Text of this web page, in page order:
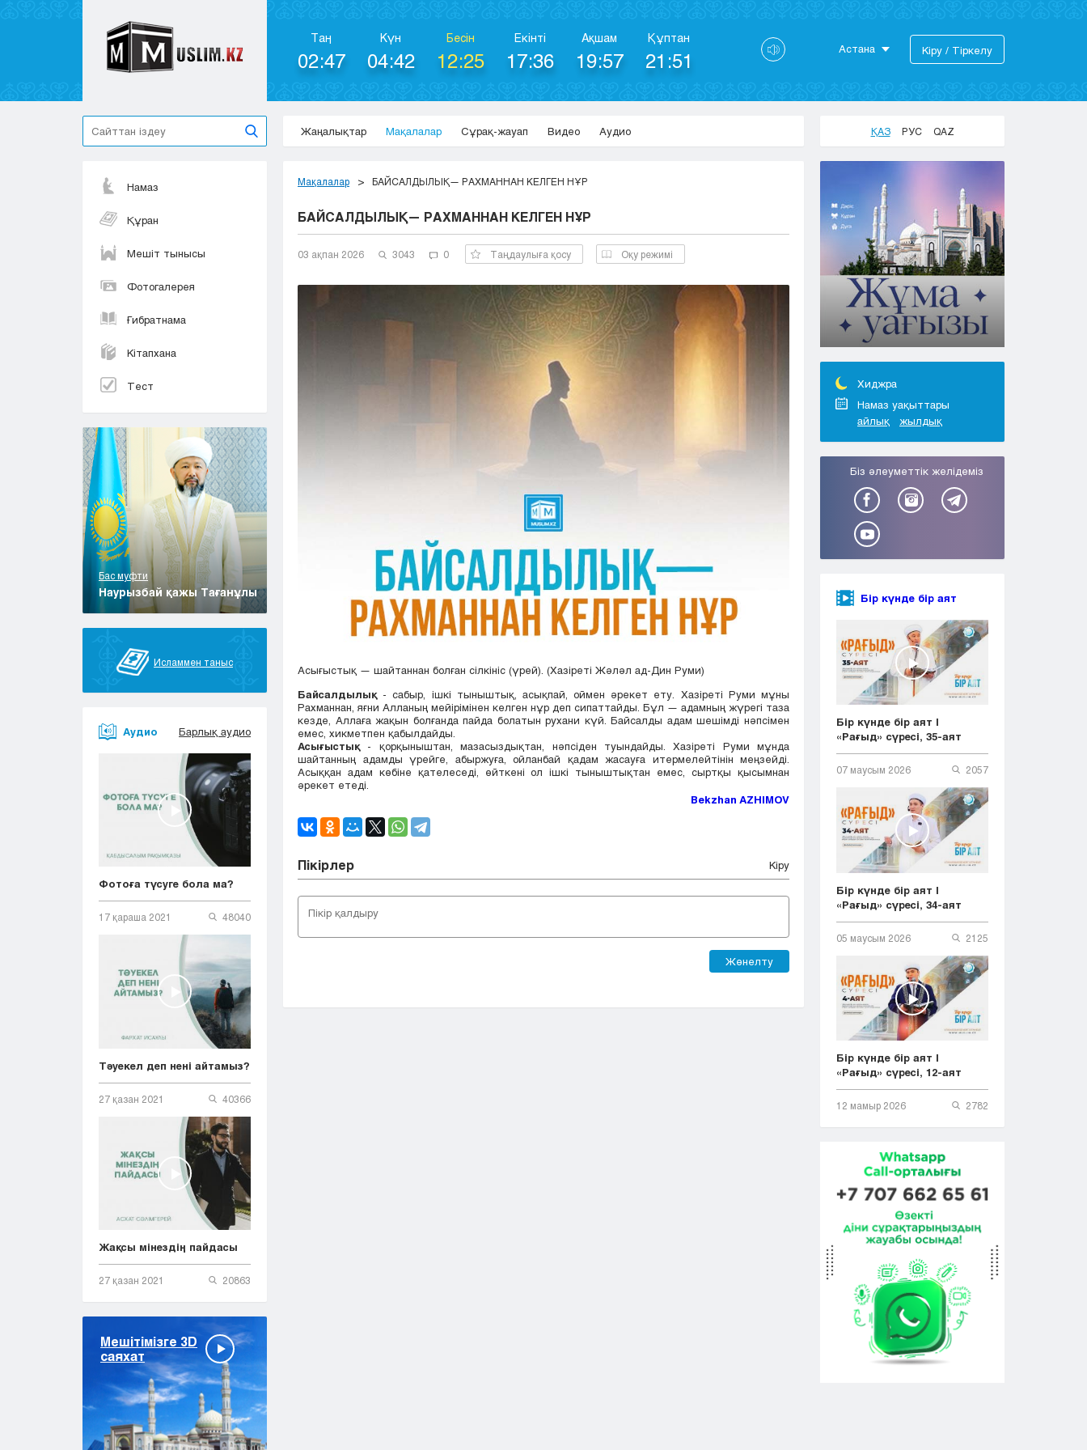
Таң
02:47
Күн
04:42
Бесін
12:25
Екінті
17:36
Ақшам
19:57
Құптан
21:51 Астана
Актобе
Караганда
Кокшетау
Костанай
Кызылорда
Павлодар
Петропавловск
Семей
Талдыкорган
Тараз
Туркестан
Уральск
Усть-Каменогорск
Шымкент
Кіру / Тіркелу
Жаңалықтар Мақалалар Сұрақ-жауап Видео Аудио ҚАЗ РУС QAZ
Намаз
Құран
Мешіт тынысы
Фотогалерея
Ғибратнама
Кітапхана
Тест
Бас муфти
Наурызбай қажы Тағанұлы
Исламмен таныс
Аудио Барлық аудио
Фотоға түсуге бола ма?
17 қараша 2021 48040
Тәуекел деп нені айтамыз?
27 қазан 2021 40366
Жақсы мінездің пайдасы
27 қазан 2021 20863
Мешітімізге 3D
саяхат
Мақалалар БАЙСАЛДЫЛЫҚ— РАХМАННАН КЕЛГЕН НҰР
БАЙСАЛДЫЛЫҚ— РАХМАННАН КЕЛГЕН НҰР
03 ақпан 2026 3043 0 Таңдаулыға қосу Оқу режимі
Асығыстық — шайтаннан болған сілкініс (үрей). (Хазіреті Жәләл ад-Дин Руми)
Байсалдылық - сабыр, ішкі тыныштық, асықпай, оймен әрекет ету. Хазіреті Руми мұны
Рахманнан, яғни Алланың мейірімінен келген нұр деп сипаттайды. Бұл — адамның жүрегі таза
кезде, Аллаға жақын болғанда пайда болатын рухани күй. Байсалды адам шешімді нәпсімен
емес, хикметпен қабылдайды.
Асығыстық - қорқыныштан, мазасыздықтан, нәпсіден туындайды. Хазіреті Руми мұнда
шайтанның адамды үрейге, абыржуға, ойланбай қадам жасауға итермелейтінін меңзейді.
Асыққан адам көбіне қателеседі, өйткені ол ішкі тыныштықтан емес, сыртқы қысымнан
әрекет етеді.
Bekzhan AZHIMOV
Пікірлер Кіру
Жөнелту
Хиджра
Намаз уақыттары
айлық
жылдық
Біз әлеуметтік желідеміз
Бір күнде бір аят
Бір күнде бір аят |
«Рағыд» сүресі, 35-аят
07 маусым 2026 2057
Бір күнде бір аят |
«Рағыд» сүресі, 34-аят
05 маусым 2026 2125
Бір күнде бір аят |
«Рағыд» сүресі, 12-аят
12 мамыр 2026 2782